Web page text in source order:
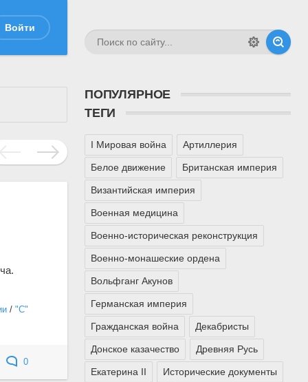
Войти
/ "С"
0
ПОПУЛЯРНОЕ
ТЕГИ
I Мировая война Артиллерия
Белое движение Британская империя
Византийская империя
Военная медицина
Военно-историческая реконструкция
Военно-монашеские ордена
Вольфганг Акунов
Германская империя
Гражданская война Декабристы
Донское казачество Древняя Русь
Екатерина II Исторические документы